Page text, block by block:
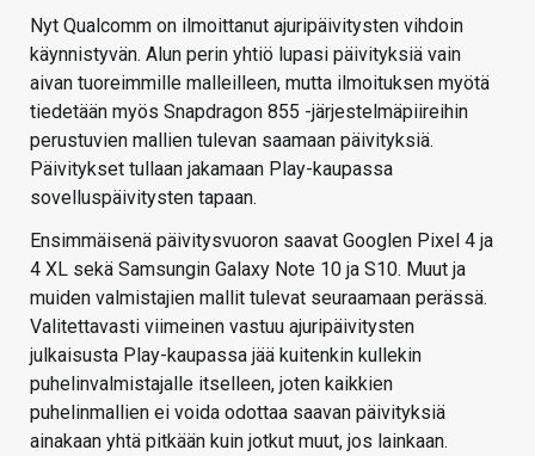
Nyt Qualcomm on ilmoittanut ajuripäivitysten vihdoin
käynnistyvän. Alun perin yhtiö lupasi päivityksiä vain
aivan tuoreimmille malleilleen, mutta ilmoituksen myötä
tiedetään myös Snapdragon 855 -järjestelmäpiireihin
perustuvien mallien tulevan saamaan päivityksiä.
Päivitykset tullaan jakamaan Play-kaupassa
sovelluspäivitysten tapaan.
Ensimmäisenä päivitysvuoron saavat Googlen Pixel 4 ja
4 XL sekä Samsungin Galaxy Note 10 ja S10. Muut ja
muiden valmistajien mallit tulevat seuraamaan perässä.
Valitettavasti viimeinen vastuu ajuripäivitysten
julkaisusta Play-kaupassa jää kuitenkin kullekin
puhelinvalmistajalle itselleen, joten kaikkien
puhelinmallien ei voida odottaa saavan päivityksiä
ainakaan yhtä pitkään kuin jotkut muut, jos lainkaan.